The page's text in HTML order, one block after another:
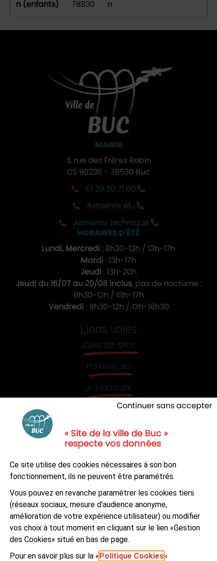
« Site de la ville de Buc »
respecte vos données
Ce site utilise des cookies nécessaires à son bon
fonctionnement, ils ne peuvent être paramétrés.
Vous pouvez en revanche paramétrer les cookies tiers
(réseaux sociaux, mesure d'audience anonyme,
amélioration de votre expérience utilisateur) ou modifier
vos choix à tout moment en cliquant sur le lien «Gestion
des Cookies» situé en bas de page.
Pour en savoir plus sur la « Politique Cookies»
Continuer sans accepter
n (enfants)
78830
n
MAIRIE
3, rue des Frères Robin
CS 90236 - 78530 Buc
01 39 20 71 00
Astreinte élu
Astreinte technique
HORAIRES D'ÉTÉ
Lundi, Mercredi : 8h30-12h / 13h-17h
Mardi : 13h-17h
Jeudi : 13h-20h
Jeudi du 16/07 au 20/08 inclus, pas de nocturne :
8h30-12h / 13h-17h
Vendredi : 8h30-12h / 13h-16h30
Liens utiles
JEUNESSE SPOT
FESTIVAL BD
JE PARTICIPE
NOUS CONTACTER
S'ABONNER À LA NEWSLETTER
Suivez-nous sur
Facebook
LinkedIn